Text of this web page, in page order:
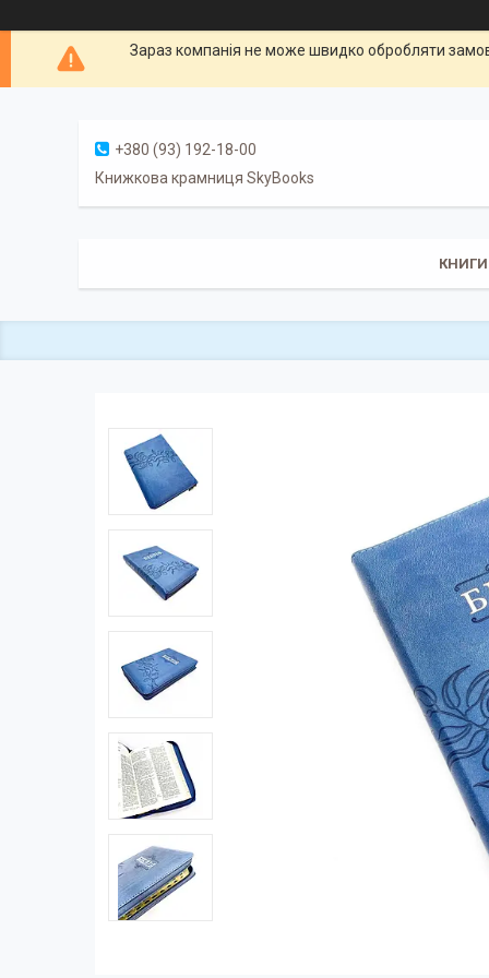
Зараз компанія не може швидко обробляти
+380 (93) 192-18-00
Книжкова крамниця SkyBooks
КНИГИ